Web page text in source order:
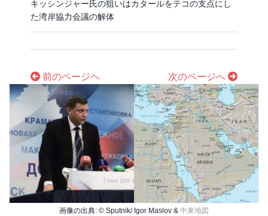
キッシンジャー氏の狙いはカタールをテコの支点にし
た湾岸協力会議の解体
前のページヘ 次のページへ
画像の出典: © Sputnik/ Igor Maslov & 中東地図